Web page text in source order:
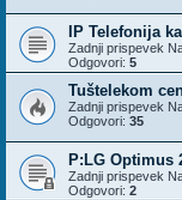
IP Telefonija
Zadnji prispevek
Odgovori: 5
Tuštelekom
Zadnji prispevek
Odgovori: 35
P:LG Optimus
Zadnji prispevek
Odgovori: 2